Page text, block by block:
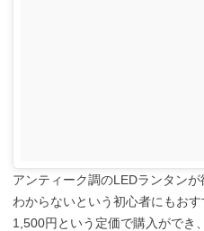
アンティーク調のLEDランタン
わからないという初心者にもお
1,500円という定価で購入ができ